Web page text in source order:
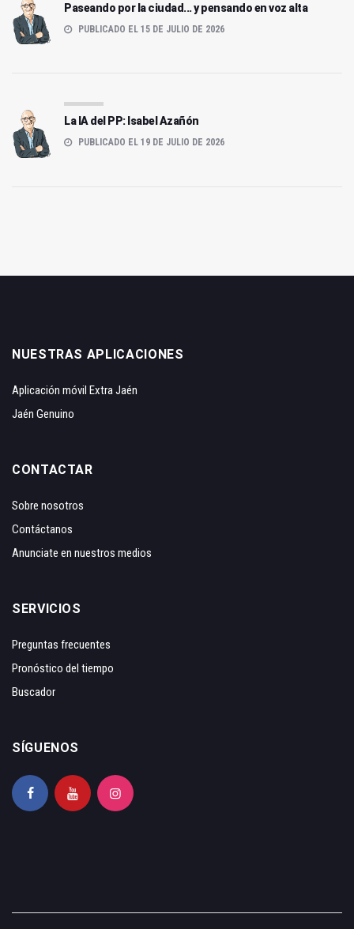
Paseando por la ciudad... y pensando en voz alta
PUBLICADO EL 15 DE JULIO DE 2026
La IA del PP: Isabel Azañón
PUBLICADO EL 19 DE JULIO DE 2026
NUESTRAS APLICACIONES
Aplicación móvil Extra Jaén
Jaén Genuino
CONTACTAR
Sobre nosotros
Contáctanos
Anunciate en nuestros medios
SERVICIOS
Preguntas frecuentes
Pronóstico del tiempo
Buscador
SÍGUENOS